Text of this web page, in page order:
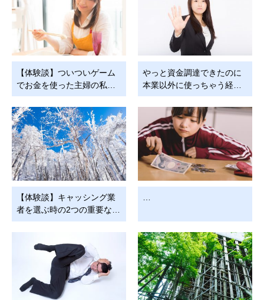
【体験談】ついついゲーム
でお金を使った主婦の私…
やっと資金調達できたのに
本業以外に使っちゃう経…
【体験談】キャッシング業
者を選ぶ時の2つの重要な…
…